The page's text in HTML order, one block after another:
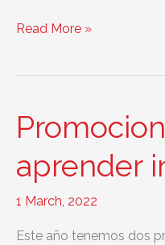
¡Cursos
en
Read More »
aprender
1 March, 2022
Este año tenemos dos